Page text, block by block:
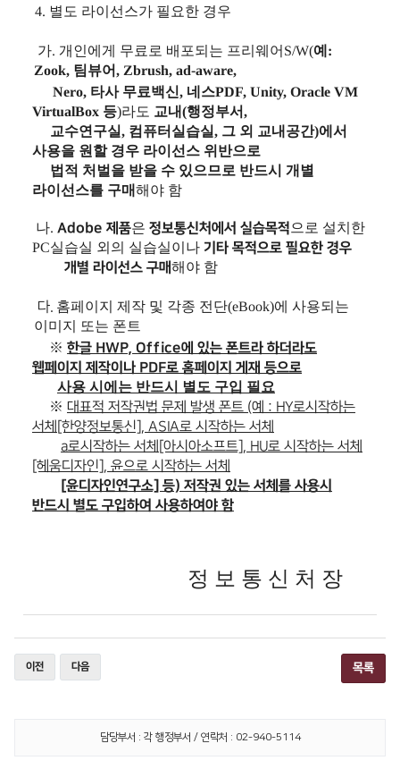
4. 별도 라이선스가 필요한 경우
가. 개인에게 무료로 배포되는 프리웨어S/W(예:
Zook, 팀뷰어, Zbrush, ad-aware,
Nero, 타사 무료백신, 네스PDF, Unity, Oracle VM
VirtualBox 등)라도 교내(행정부서,
교수연구실, 컴퓨터실습실, 그 외 교내공간)에서
사용을 원할 경우 라이선스 위반으로
법적 처벌을 받을 수 있으므로 반드시 개별
라이선스를 구매해야 함
나. Adobe 제품은정보통신처에서 실습목적으로 설치한
PC실습실 외의 실습실이나 기타 목적으로 필요한 경우
개별 라이선스 구매해야 함
다. 홈페이지 제작 및 각종 전단(eBook)에 사용되는
이미지 또는 폰트
※ 한글 HWP, Office에 있는 폰트라 하더라도
웹페이지 제작이나 PDF로 홈페이지 게재 등으로
사용 시에는 반드시 별도 구입 필요
※ 대표적 저작권법 문제 발생 폰트 (예 : HY로시작하는
서체[한양정보통신], ASIA로 시작하는 서체
a로시작하는 서체[아시아소프트], HU로 시작하는 서체
[헤움디자인], 윤으로 시작하는 서체
[윤디자인연구소] 등) 저작권 있는 서체를 사용시
반드시 별도 구입하여 사용하여야 함
정 보 통 신 처 장
이전 다음 목록
담당부서 : 각 행정부서 / 연락처 : 02-940-5114